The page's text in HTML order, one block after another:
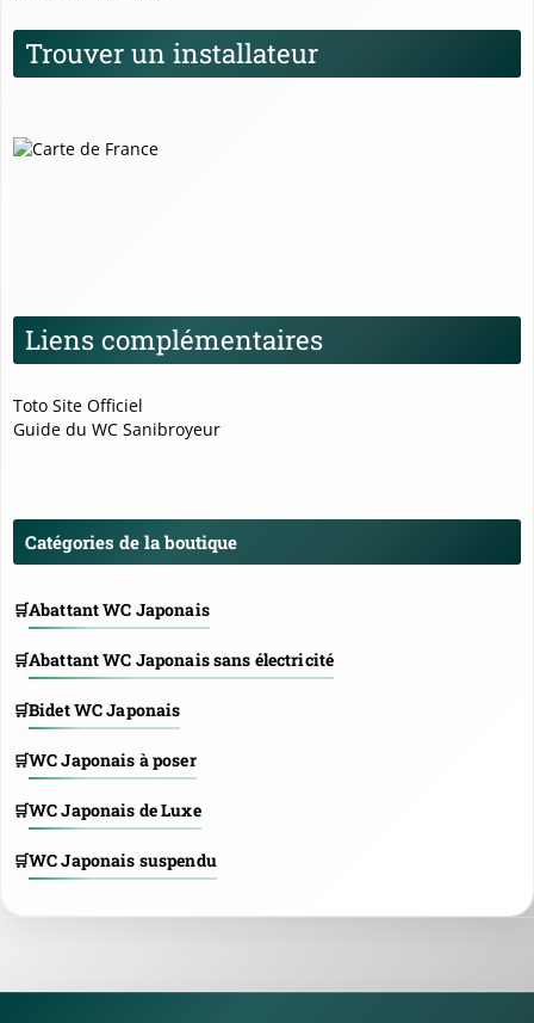
Trouver un installateur
Liens complémentaires
Toto Site Officiel
Guide du WC Sanibroyeur
Catégories de la boutique
Abattant WC Japonais
Abattant WC Japonais sans électricité
Bidet WC Japonais
WC Japonais à poser
WC Japonais de Luxe
WC Japonais suspendu